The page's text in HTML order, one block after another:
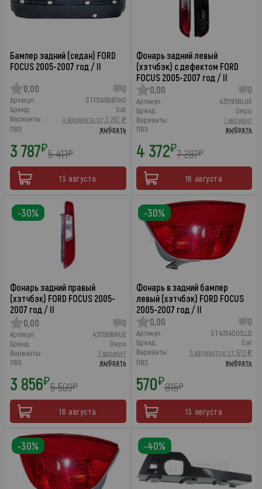
Бампер задний (седан) FORD
FOCUS 2005-2007 год / II
0,00
0
Артикул:
STFDA5087H0
Бренд:
Sat
Варианты:
4 варианта от 3 787 ₽
ПВЗ:
выбрать
3 787₽5 411₽
13 августа
Фонарь задний левый
(хэтчбэк) с дефектом FORD
FOCUS 2005-2007 год / II
0,00
0
Артикул:
4311958LUE
Бренд:
Depo
Варианты:
1 вариант
ПВЗ:
выбрать
4 372₽7 287₽
16 августа
Фонарь задний правый
(хэтчбэк) FORD FOCUS 2005-
2007 год / II
0,00
0
Артикул:
4311958RUE
Бренд:
Depo
Варианты:
1 вариант
ПВЗ:
выбрать
3 856₽5 509₽
16 августа
-30%
Фонарь в задний бампер
левый (хэтчбэк) FORD FOCUS
2005-2007 год / II
0,00
0
Артикул:
ST4314001LLD
Бренд:
Sat
Варианты:
5 вариантов от 570 ₽
ПВЗ:
выбрать
570₽815₽
13 августа
-30%
-30% -40%